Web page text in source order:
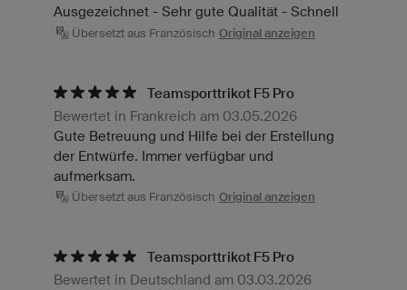
Ausgezeichnet - Sehr gute Qualität - Schnell
Übersetzt aus Französisch Original anzeigen
Teamsporttrikot F5 Pro
Bewertet in Frankreich am 03.05.2026
Gute Betreuung und Hilfe bei der Erstellung
der Entwürfe. Immer verfügbar und
aufmerksam.
Übersetzt aus Französisch Original anzeigen
Teamsporttrikot F5 Pro
Bewertet in Deutschland am 03.03.2026